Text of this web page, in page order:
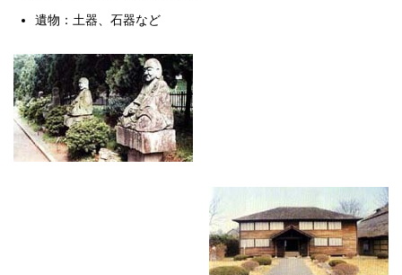
遺物：土器、石器など